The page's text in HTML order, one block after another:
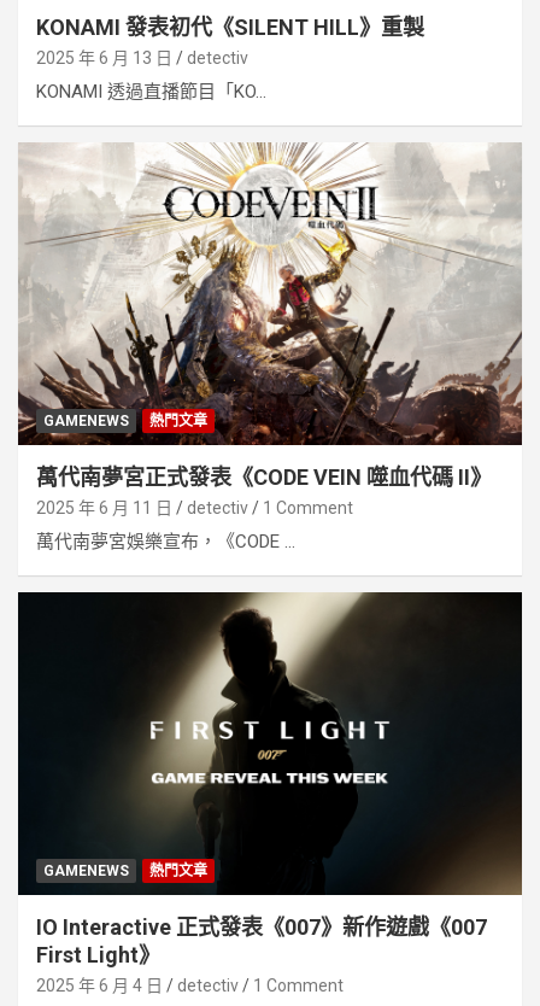
KONAMI 發表初代《SILENT HILL》重製
2025 年 6 月 13 日 detectiv
KONAMI 透過直播節目「KO...
GAMENEWS 熱門文章
萬代南夢宮正式發表《CODE VEIN 噬血代碼 II》
2025 年 6 月 11 日 detectiv 1 Comment
萬代南夢宮娛樂宣布，《CODE ...
GAMENEWS 熱門文章
IO Interactive 正式發表《007》新作遊戲《007
First Light》
2025 年 6 月 4 日 detectiv 1 Comment